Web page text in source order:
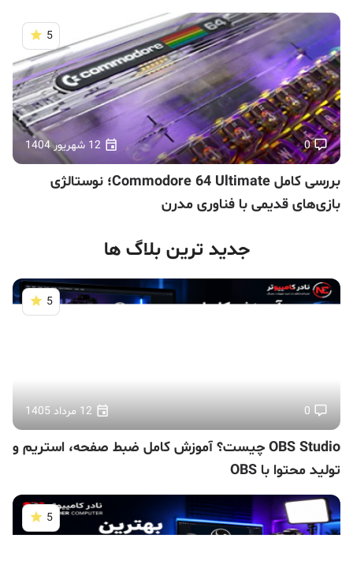
12 شهریور 1404
5
0
بررسی کامل Commodore 64 Ultimate؛ نوستالژی
بازی‌های قدیمی با فناوری مدرن
جدید ترین بلاگ ها
12 مرداد 1405
5
0
OBS Studio چیست؟ آموزش کامل ضبط صفحه، استریم و
تولید محتوا با OBS
5